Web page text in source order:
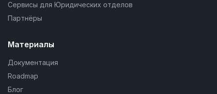
Сервисы для Юридических отделов
Партнёры
Материалы
Документация
Roadmap
Блог